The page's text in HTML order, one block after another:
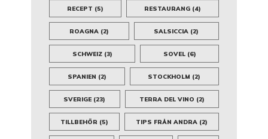
RECEPT (5) RESTAURANG (4)
ROAGNA(2) SALSICCIA (2)
SCHWEIZ(3) SOVEL(6)
SPANIEN (2) STOCKHOLM (2)
SVERIGE (23) TERRA DEL VINO (2)
TILLBEHÖR (5) TIPS FRÅN ANDRA (2)